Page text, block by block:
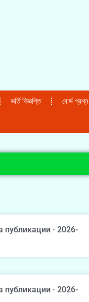
ভর্তি বিজ্ঞপ্তি বোর্ড প্রশ্ন
публикации · 2026-
публикации · 2026-